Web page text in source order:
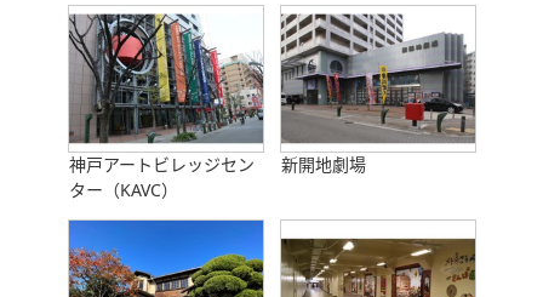
神戸アートビレッジセン
ター（KAVC）
新開地劇場